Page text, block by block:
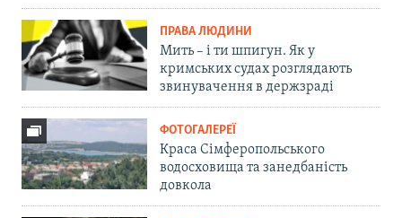
ПРАВА ЛЮДИНИ
Мить – і ти шпигун. Як у
кримських судах розглядають
звинувачення в держзраді
ФОТОГАЛЕРЕЇ
Краса Сімферопольського
водосховища та занедбаність
довкола